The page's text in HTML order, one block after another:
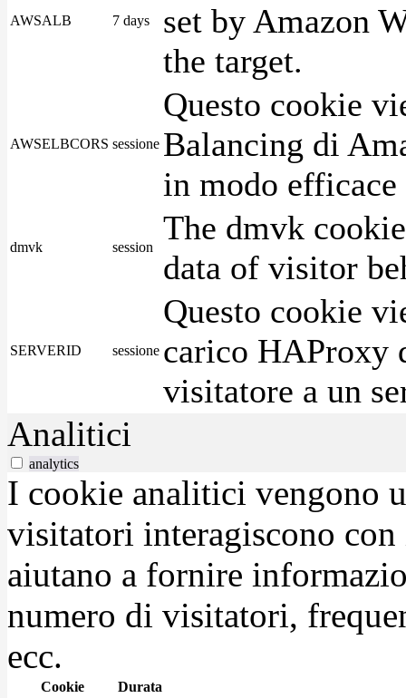
AWSALB 7 days
set by Amazon
the target.
AWSELBCORS sessione
Questo cookie
Balancing di
in modo
dmvk session
The dmvk
data of visitor
SERVERID sessione
Questo cookie
carico HAProxy
visitatore a un
Analitici
analytics
I cookie analitici vengono
visitatori interagiscono
aiutano a fornire
numero di visitatori,
ecc.
Cookie Durata